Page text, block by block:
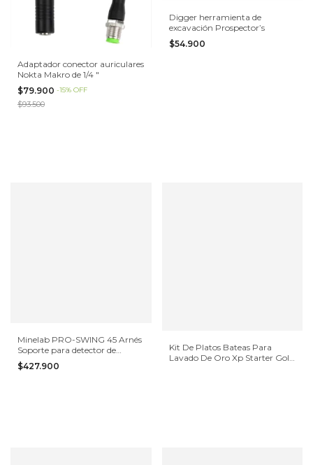
Adaptador conector auriculares
Nokta Makro de 1/4 "
$79.900 -15% OFF
$93.500
Digger herramienta de
excavación Prospector’s
$54.900
Minelab PRO-SWING 45 Arnés
Soporte para detector de
metales
$427.900
Kit De Platos Bateas Para
Lavado De Oro Xp Starter Gold